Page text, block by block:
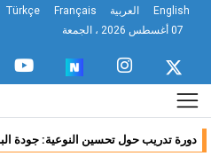
English العربية Français
Türkçe
دورة تدريب حول تحسين النوعية: جودة